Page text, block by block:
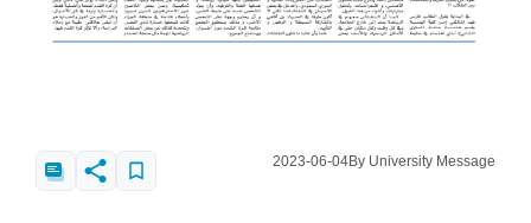
2023-06-04By University Message